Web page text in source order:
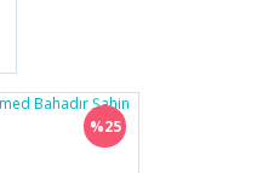
%25